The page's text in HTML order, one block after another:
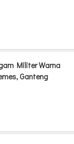
Militer Warna
Ganteng